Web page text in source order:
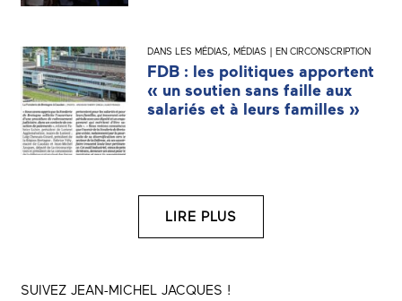
DANS LES MÉDIAS, MÉDIAS | EN CIRCONSCRIPTION
FDB : les politiques apportent
« un soutien sans faille aux
salariés et à leurs familles »
LIRE PLUS
SUIVEZ JEAN-MICHEL JACQUES !